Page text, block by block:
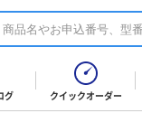
グ クイックオーダー